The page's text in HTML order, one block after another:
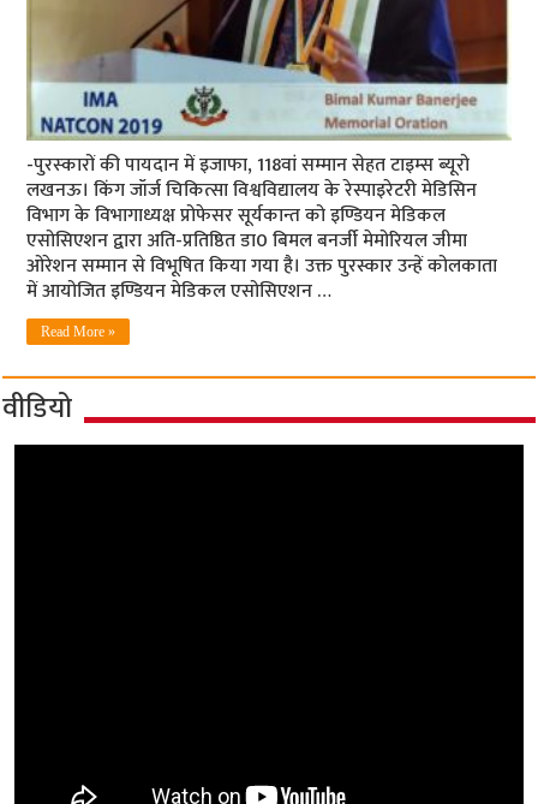
-पुरस्‍कारों की पायदान में इजाफा, 118वां सम्‍मान सेहत टाइम्‍स ब्‍यूरो
लखनऊ। किंग जॉर्ज चिकित्सा विश्वविद्यालय के रेस्पाइरेटरी मेडिसिन
विभाग के विभागाध्यक्ष प्रोफेसर सूर्यकान्त को इण्डियन मेडिकल
एसोसिएशन द्वारा अति-प्रतिष्ठित डा0 बिमल बनर्जी मेमोरियल जीमा
ओरेशन सम्मान से विभूषित किया गया है। उक्त पुरस्कार उन्हें कोलकाता
में आयोजित इण्डियन मेडिकल एसोसिएशन …
Read More »
वीडियो